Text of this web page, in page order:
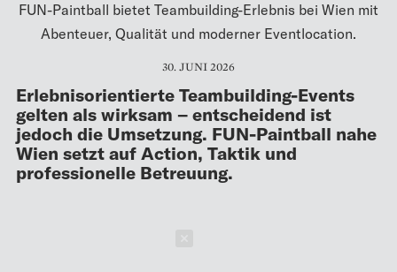
FUN-Paintball bietet Teambuilding-Erlebnis bei Wien mit
Abenteuer, Qualität und moderner Eventlocation.
30. JUNI 2026
Erlebnisorientierte Teambuilding-Events
gelten als wirksam – entscheidend ist
jedoch die Umsetzung. FUN-Paintball nahe
Wien setzt auf Action, Taktik und
professionelle Betreuung.